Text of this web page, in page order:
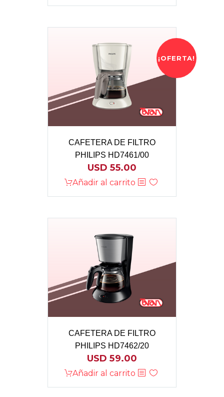
¡OFERTA!
CAFETERA DE FILTRO
PHILIPS HD7461/00
USD55.00
Añadir al carrito
CAFETERA DE FILTRO
PHILIPS HD7462/20
USD59.00
Añadir al carrito